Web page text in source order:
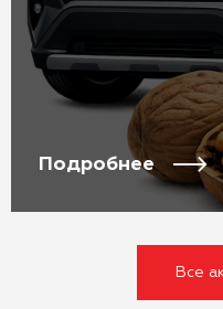
Подробнее
Все